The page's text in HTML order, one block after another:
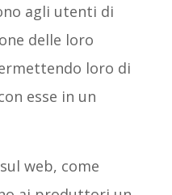
agli utenti di
delle loro
loro di
esse in un
web, come